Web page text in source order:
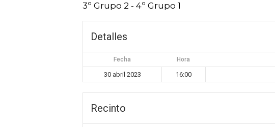
3º Grupo 2 - 4º Grupo 1
Detalles
Fecha Hora
30 abril 2023 16:00
Recinto